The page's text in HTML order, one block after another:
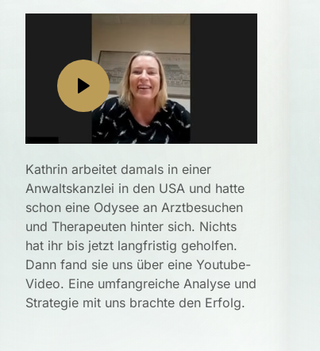
Kathrin arbeitet damals in einer
Anwaltskanzlei in den USA und hatte
schon eine Odysee an Arztbesuchen
und Therapeuten hinter sich. Nichts
hat ihr bis jetzt langfristig geholfen.
Dann fand sie uns über eine Youtube-
Video. Eine umfangreiche Analyse und
Strategie mit uns brachte den Erfolg.